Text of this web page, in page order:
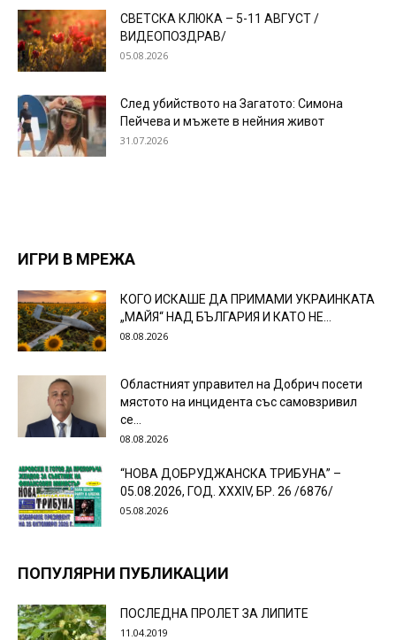
СВЕТСКА КЛЮКА – 5-11 АВГУСТ /
ВИДЕОПОЗДРАВ/
05.08.2026
След убийството на Загатото: Симона
Пейчева и мъжете в нейния живот
31.07.2026
ИГРИ В МРЕЖА
КОГО ИСКАШЕ ДА ПРИМАМИ УКРАИНКАТА
„МАЙЯ“ НАД БЪЛГАРИЯ И КАТО НЕ...
08.08.2026
Областният управител на Добрич посети
мястото на инцидента със самовзривил
се...
08.08.2026
“НОВА ДОБРУДЖАНСКА ТРИБУНА” –
05.08.2026, ГОД. XXХIV, БР. 26 /6876/
05.08.2026
ПОПУЛЯРНИ ПУБЛИКАЦИИ
ПОСЛЕДНА ПРОЛЕТ ЗА ЛИПИТЕ
11.04.2019